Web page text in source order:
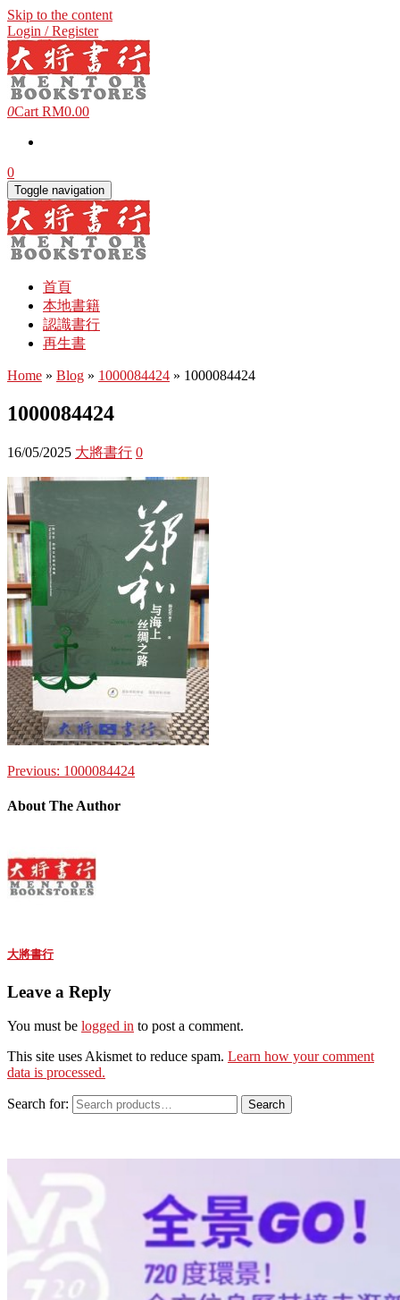
Skip to the content
Login / Register
0Cart RM0.00
0
Toggle navigation
首頁
本地書籍
認識書行
再生書
Home » Blog » 1000084424 » 1000084424
1000084424
16/05/2025 大將書行 0
Previous: 1000084424
About The Author
大將書行
Leave a Reply
You must be logged in to post a comment.
This site uses Akismet to reduce spam. Learn how your comment
data is processed.
Search for: Search